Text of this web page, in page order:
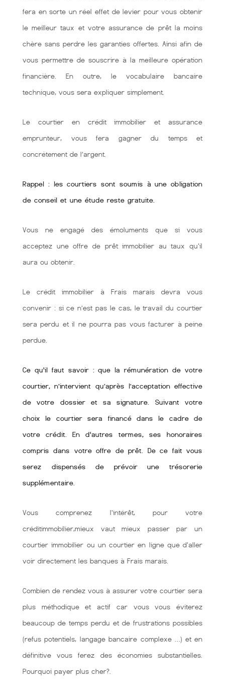
fera en sorte un réel effet de levier pour vous obtenir
le meilleur taux et votre assurance de prêt la moins
chère sans perdre les garanties offertes. Ainsi afin de
vous permettre de souscrire à la meilleure opération
financière. En outre, le vocabulaire bancaire
technique, vous sera expliquer simplement.
Le courtier en crédit immobilier et assurance
emprunteur, vous fera gagner du temps et
concrétement de l’argent.
Rappel : les courtiers sont soumis à une obligation
de conseil et une étude reste gratuite.
Vous ne engagé des émoluments que si vous
acceptez une offre de prêt immobilier au taux qu'il
aura ou obtenir.
Le crédit immobilier à Frais marais devra vous
convenir : si ce n’est pas le cas, le travail du courtier
sera perdu et il ne pourra pas vous facturer à peine
perdue.
Ce qu'il faut savoir : que la rémunération de votre
courtier, n’intervient qu’après l’acceptation effective
de votre dossier et sa signature. Suivant votre
choix le courtier sera financé dans le cadre de
votre crédit. En d'autres termes, ses honoraires
compris dans votre offre de prêt. De ce fait vous
serez dispensés de prévoir une trésorerie
supplémentaire.
Vous comprenez l'intérêt, pour votre
créditimmobilier,mieux vaut mieux passer par un
courtier immobilier ou un courtier en ligne que d'aller
voir directement les banques à Frais marais.
Combien de rendez vous à assurer votre courtier sera
plus méthodique et actif car vous vous éviterez
beaucoup de temps perdu et de frustrations possibles
(refus potentiels, langage bancaire complexe …) et en
définitive vous ferez des économies substantielles.
Pourquoi payer plus cher?.